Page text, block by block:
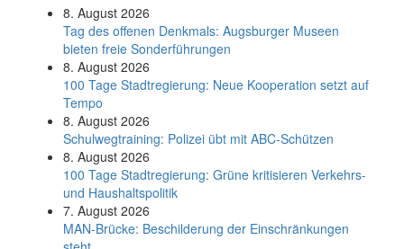
8. August 2026
Tag des offenen Denkmals: Augsburger Museen
bieten freie Sonderführungen
8. August 2026
100 Tage Stadtregierung: Neue Kooperation setzt auf
Tempo
8. August 2026
Schul­weg­trai­ning: Poli­zei übt mit ABC-Schüt­zen
8. August 2026
100 Tage Stadtregierung: Grüne kritisieren Verkehrs-
und Haushaltspolitik
7. August 2026
MAN-Brücke: Beschilderung der Einschränkungen